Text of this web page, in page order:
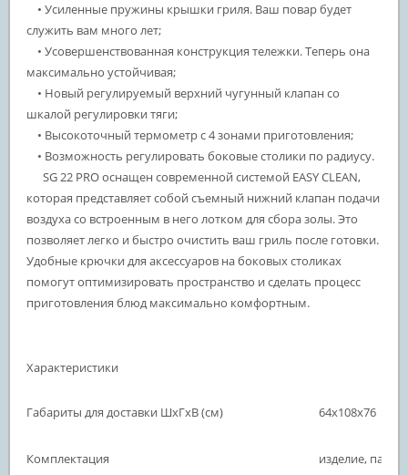
• Усиленные пружины крышки гриля. Ваш повар будет
служить вам много лет;
• Усовершенствованная конструкция тележки. Теперь она
максимально устойчивая;
• Новый регулируемый верхний чугунный клапан со
шкалой регулировки тяги;
• Высокоточный термометр с 4 зонами приготовления;
• Возможность регулировать боковые столики по радиусу.
SG 22 PRO оснащен современной системой EASY CLEAN,
которая представляет собой съемный нижний клапан подачи
воздуха со встроенным в него лотком для сбора золы. Это
позволяет легко и быстро очистить ваш гриль после готовки.
Удобные крючки для аксессуаров на боковых столиках
помогут оптимизировать пространство и сделать процесс
приготовления блюд максимально комфортным.
Характеристики
Габариты для доставки ШхГхВ (см) 64х108х76
Комплектация изделие,